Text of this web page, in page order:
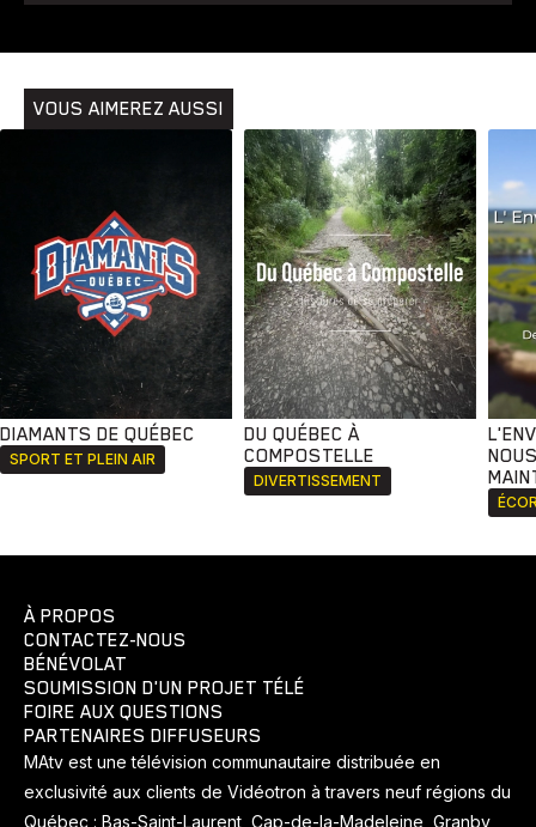
VOUS AIMEREZ AUSSI
DIAMANTS DE QUÉBEC
SPORT ET PLEIN AIR
DU QUÉBEC À
COMPOSTELLE
DIVERTISSEMENT
À PROPOS
CONTACTEZ-NOUS
BÉNÉVOLAT
SOUMISSION D'UN PROJET TÉLÉ
FOIRE AUX QUESTIONS
PARTENAIRES DIFFUSEURS
MAtv est une télévision communautaire distribuée en
exclusivité aux clients de Vidéotron à travers neuf régions du
Québec : Bas-Saint-Laurent, Cap-de-la-Madeleine, Granby,